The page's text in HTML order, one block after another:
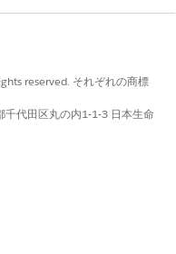
の例
ス目標を作成します。」
] という目標をプロファイ
reserved. それぞれの商標
千代田区丸の内1-1-3 日本生命